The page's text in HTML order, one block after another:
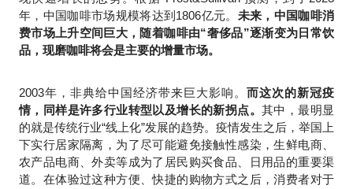
年，中国咖啡市场规模将达到1806亿元。 未来，中国咖啡消
费市场上升空间巨大，随着咖啡由“奢侈品”逐渐变为日常饮
品，现磨咖啡将会是主要的增量市场。
2003年，非典给中国经济带来巨大影响。 而这次的新冠疫
情，同样是许多行业转型以及增长的新拐点。 其中，最明显
的就是传统行业“线上化”发展的趋势。疫情发生之后，举国上
下实行居家隔离，为了尽可能避免接触性感染，生鲜电商、
农产品电商、外卖等成为了居民购买食品、日用品的重要渠
道。在体验过这种方便、快捷的购物方式之后，消费者对于